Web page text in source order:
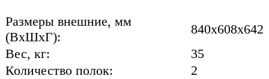
Размеры внешние, мм
(ВхШхГ):
840x608x642
Вес, кг:
35
Количество полок:
2